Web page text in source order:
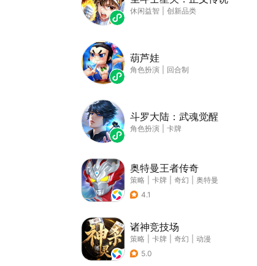
休闲益智 创新品类
葫芦娃
角色扮演 回合制
斗罗大陆：武魂觉醒
角色扮演 卡牌
奥特曼王者传奇
策略 卡牌 奇幻
奥特曼
4.1
诸神竞技场
策略 卡牌 奇幻
动漫
5.0